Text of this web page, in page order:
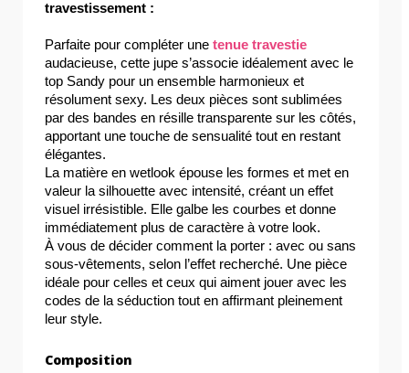
travestissement :
Parfaite pour compléter une tenue travestie
audacieuse, cette jupe s’associe idéalement avec le
top Sandy pour un ensemble harmonieux et
résolument sexy. Les deux pièces sont sublimées
par des bandes en résille transparente sur les côtés,
apportant une touche de sensualité tout en restant
élégantes.
La matière en wetlook épouse les formes et met en
valeur la silhouette avec intensité, créant un effet
visuel irrésistible. Elle galbe les courbes et donne
immédiatement plus de caractère à votre look.
À vous de décider comment la porter : avec ou sans
sous-vêtements, selon l’effet recherché. Une pièce
idéale pour celles et ceux qui aiment jouer avec les
codes de la séduction tout en affirmant pleinement
leur style.
Composition